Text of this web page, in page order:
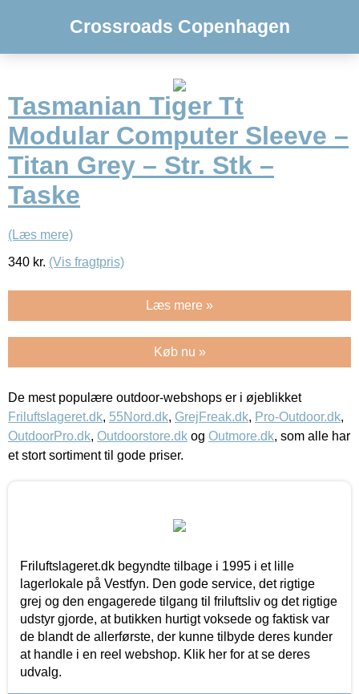
Crossroads Copenhagen
Tasmanian Tiger Tt
Modular Computer Sleeve –
Titan Grey – Str. Stk –
Taske
(Læs mere)
340 kr. (Vis fragtpris)
Læs mere »
Køb nu »
De mest populære outdoor-webshops er i øjeblikket
Friluftslageret.dk, 55Nord.dk, GrejFreak.dk, Pro-Outdoor.dk,
OutdoorPro.dk, Outdoorstore.dk og Outmore.dk, som alle har
et stort sortiment til gode priser.
Friluftslageret.dk begyndte tilbage i 1995 i et lille
lagerlokale på Vestfyn. Den gode service, det rigtige
grej og den engagerede tilgang til friluftsliv og det rigtige
udstyr gjorde, at butikken hurtigt voksede og faktisk var
de blandt de allerførste, der kunne tilbyde deres kunder
at handle i en reel webshop. Klik her for at se deres
udvalg.